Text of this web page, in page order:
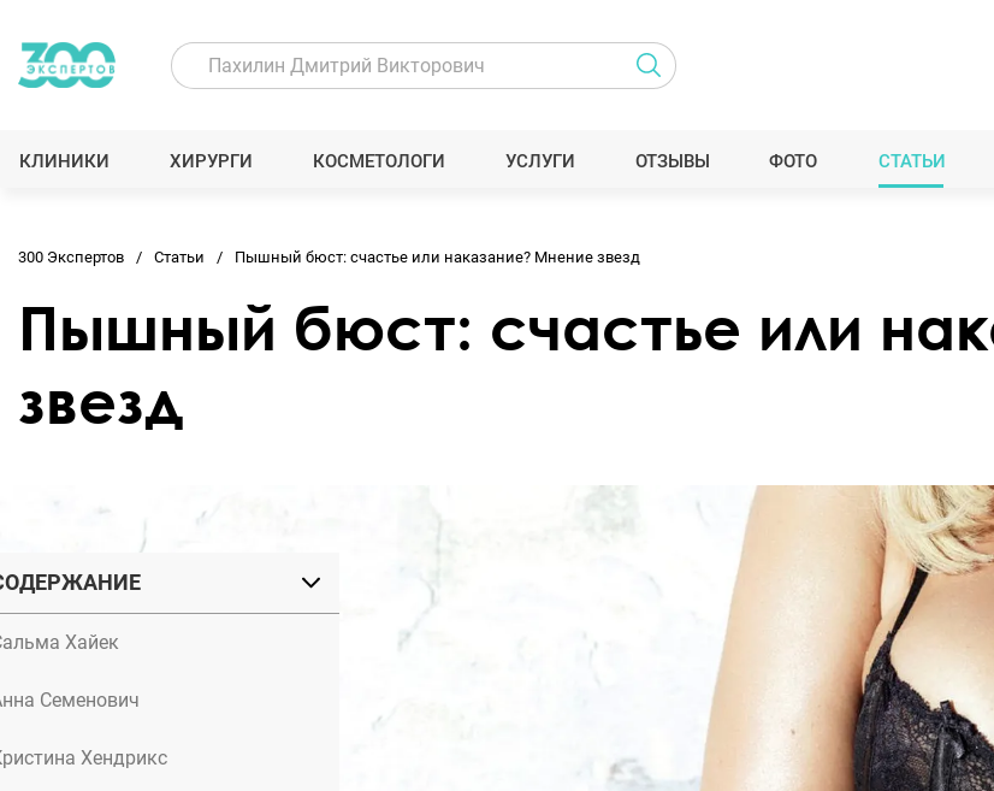
КЛИНИКИ ХИРУРГИ КОСМЕТОЛОГИ УСЛУГИ ОТЗЫВЫ ФОТО СТАТЬИ
Хайек
Семенович
Хендрикс
300 Экспертов Статьи Пышный бюст: счастье или наказание? Мнение звезд
Пышный бюст: счастье или
звезд